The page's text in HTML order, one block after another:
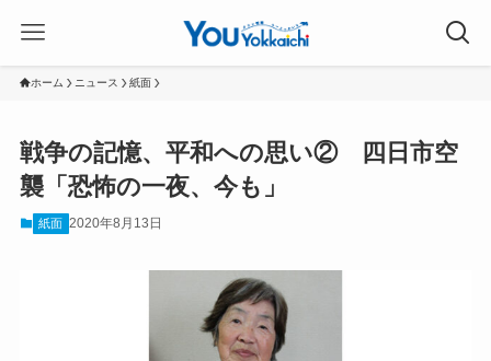
ホーム ニュース 紙面
戦争の記憶、平和への思い② 四日市空
襲「恐怖の一夜、今も」
紙面 2020年8月13日